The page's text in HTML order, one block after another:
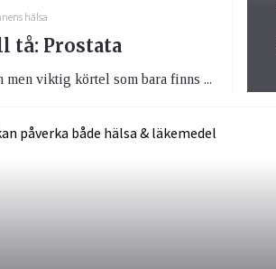
hälsa
tå: Prostata
men viktig körtel som bara finns ...